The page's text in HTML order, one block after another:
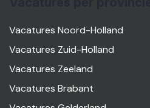
Vacatures Noord-Holland
Vacatures Zuid-Holland
Vacatures Zeeland
Vacatures Brabant